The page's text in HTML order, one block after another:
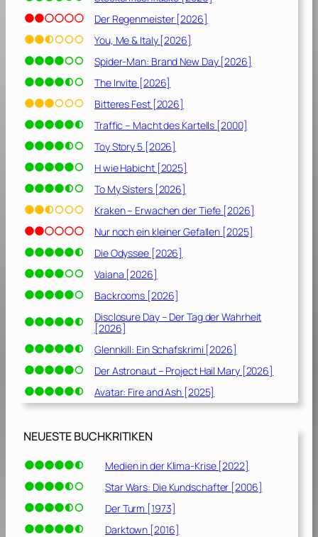
2
0
2
]
Der Regenmeister [2026]
You, Me & Italy [2026]
Spider-Man: Brand New Day [2026]
The Invite [2026]
Bitteres Fest [2026]
Traffic – Macht des Kartells [2000]
Toy Story 5 [2026]
H wie Habicht [2025]
To My Sisters [2026]
Kraken – Erwachen der Tiefe [2026]
Nur noch ein kleiner Gefallen [2025]
Die Odyssee [2026]
Vaiana [2026]
Backrooms [2026]
Disclosure Day – Der Tag der Wahrheit
[2026]
Glennkill: Ein Schafskrimi [2026]
Der Astronaut – Project Hail Mary [2026]
Avatar: Fire and Ash [2025]
NEUESTE BUCHKRITIKEN
Medien in der Klima-Krise [2022]
Star Wars: Die Kundschafter [2006]
Der Turm [1973]
Darktown [2016]